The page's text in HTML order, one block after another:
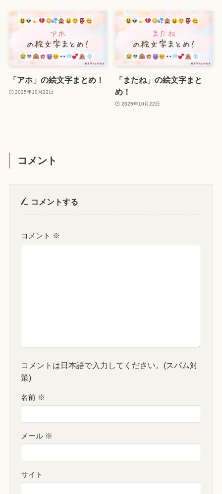
「アホ」の絵文字まとめ！
2025年10月22日
「またね」の絵文字まと
め！
2025年10月22日
コメント
コメントする
コメント ※
コメントは日本語で入力してください。(スパム対
策)
名前 ※
メール ※
サイト